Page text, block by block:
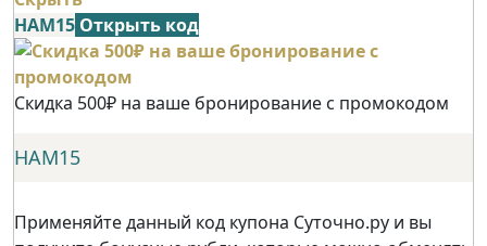
НАМ15 Открыть код
Скидка 500₽ на ваше бронирование с промокодом
НАМ15
Применяйте данный код купона Суточно.ру и вы